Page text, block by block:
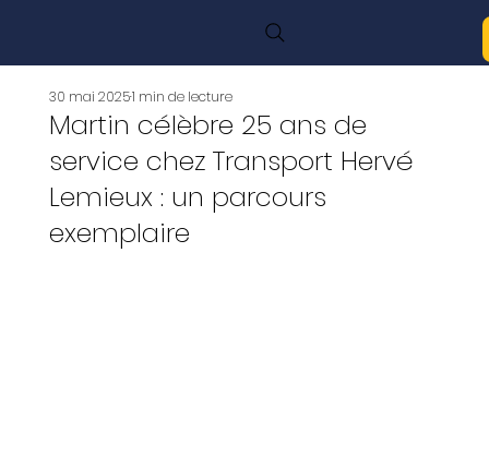
Martin célèbre 25 ans de
service chez Transport Hervé
Lemieux : un parcours
exemplaire
30 mai 20251 min de lecture